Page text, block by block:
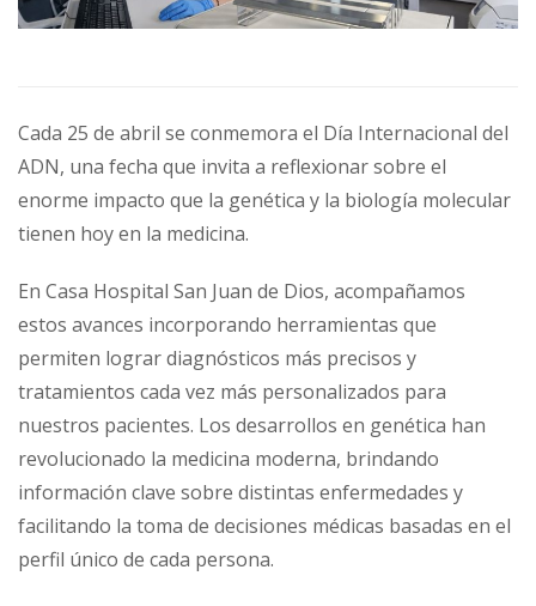
Cada 25 de abril se conmemora el Día Internacional del
ADN, una fecha que invita a reflexionar sobre el
enorme impacto que la genética y la biología molecular
tienen hoy en la medicina.
En Casa Hospital San Juan de Dios, acompañamos
estos avances incorporando herramientas que
permiten lograr diagnósticos más precisos y
tratamientos cada vez más personalizados para
nuestros pacientes. Los desarrollos en genética han
revolucionado la medicina moderna, brindando
información clave sobre distintas enfermedades y
facilitando la toma de decisiones médicas basadas en el
perfil único de cada persona.